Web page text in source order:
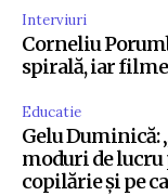
Interviuri
Corneliu
spirală, iar
Educatie
Gelu Duminică:
moduri de
copilărie și pe